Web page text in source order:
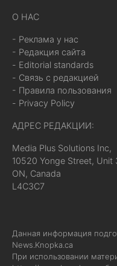
О НАС
- Реклама у нас
- Редакция сайта
- Editorial standards
- Связь с редакцией
- Правила пользования
- Privacy Policy
АДРЕС РЕДАКЦИИ:
Media Plus Solutions Inc,
10520 Yonge Street, Unit
ON, Canada
L4C3C7
Данная информация
News.Knopka.ca
При использовании